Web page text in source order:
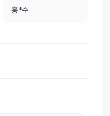
홍*수